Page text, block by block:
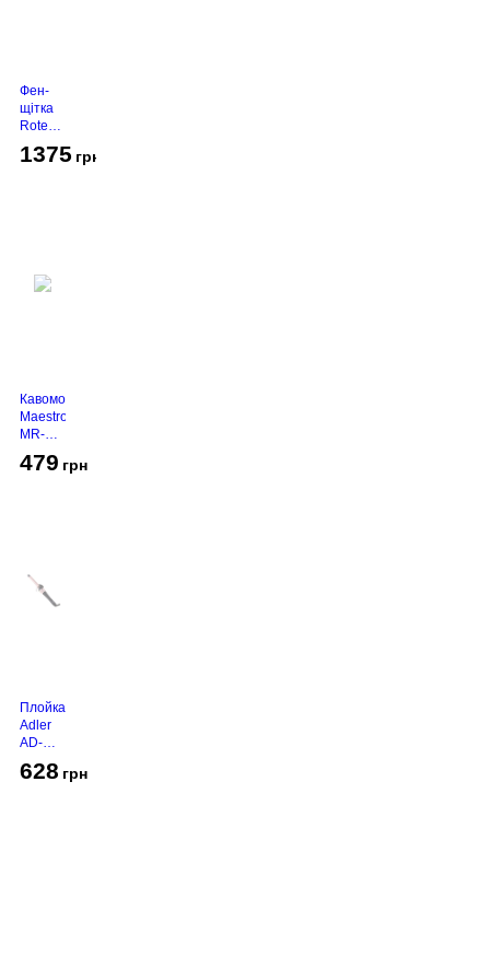
Фен-
щітка
Rotex
RHC-
490-T
1375 грн
Кавомолка
Maestro
MR-
450
Grey
479 грн
Плойка
Adler
AD-
2116
628 грн